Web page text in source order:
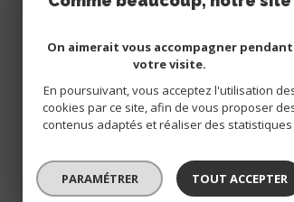
© 2026 | TOUS
On aimerait vous accompagner pendant
votre visite.
En poursuivant, vous acceptez l'utilisation
cookies par ce site, afin de vous proposer
contenus adaptés et réaliser des statistiques
PARAMÉTRER TOUT ACCEPTER